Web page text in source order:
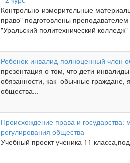
Контрольно-измерительные
право" подготовлены
"Уральский политехнический
Ребенок-инвалид-полноценный член
презентация о том, что дети-
обязанности, как обычные
общества...
Происхождение права и государства:
регулирования общества
Учебный проект ученика 11